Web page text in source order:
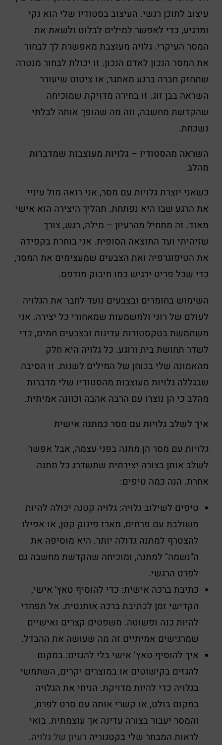
עיצוב לתוכן רגשי. העיצוב בסטודיו שלי הוא נקי
ומרגיע, כדי לאפשר למילים לבלוט ולשאת את
המסר העיקרי. גלויה מעוצבת מאפשרת לך לבחור
את המסר הנכון לאדם הנכון. זו יכולת לבחור מנטרה
שתחזק חברה ברגע מאתגר, או ציטוט שיעורר
השראה בבן זוג. זו בחירה מדויקת שמוכיחה
שהקדשת מחשבה, וזה מה שהופך אותה לבלתי
נשכחת.
השראה מהסטודיו – גלויות מעוצבות שמדברות
מהלב
כשאני יוצרת גלויות עם מסר, אני רואה מול עיניי
את הרגע שבו היא נפתחת. תהליך היצירה הוא אישי
מאוד. זה מתחיל מהרעיון – מילה, רגש, צורך
שזיהיתי ועד התוצאה הסופית. אני בוחרת בקפידה
את הטיפוגרפיה ואת הצבעים שמעצימים את המסר,
כדי שכל פריט ירגיש כמו חיבוק מודפס.
השימוש בחומרים ובצבעים נועד לחבר את הגלויה
לעולם של רוני ולמשמעות שמאחורי כל יצירה. אני
משתמשת בטקסטורות עדינות ובצבעים חמים, כדי
לשדר תחושת בית ורוגע. כל גלויה היא חלק
מהאמונה שלי בכוחן של המילים לשנות. זו הסיבה
שבגללה גלויות מעוצבות מהסטודיו שלי מדברות
מהלב כי הן נוצרו עם הרבה אהבה וכוונה אמיתית.
איך לשלב גלויות עם מסר כמתנה אישית
גלויות עם מסר הן מתנה בפני עצמה, אבל אפשר
לשלב אותן בצורה יצירתית שתשדרג כל מתנה
אחרת. הנה כמה טיפים:
טיפים לשילוב גלויה: גלויה קטנה יכולה להיות
משולבת עם פרחים, מארז פינוק קטן, או אפילו
להצטרף למתנה גדולה יותר. היא מוסיפה את
ה"נשמה" למתנה, ומוכיחה שהקדשת מחשבה גם
לפרט הרגשי.
כתיבת ברכה אישית: כדי להוסיף טאץ' אישי,
הקדישי זמן לכתיבת ברכה אותנטית. אל תפחדי
להיות כנה ופשוטה. משפטים קצרים ואישיים
שמרגישים אמיתיים זה מה שעושה את ההבדל.
איך להוסיף טאץ’ אישי בלי להגזים: במקום
להגזים בקישוטים או במוצרים יקרים, השתמשי
בגלויה כדי להיות מדויקת. הניחי את הגלויה
במקום בולט, או קשרי אותה עם סרט לפרח,
והמסר יעבור בצורה עדינה אך עוצמתית. בואי
לראות המבחר שלי בקטגוריה רעיון של גלויה.